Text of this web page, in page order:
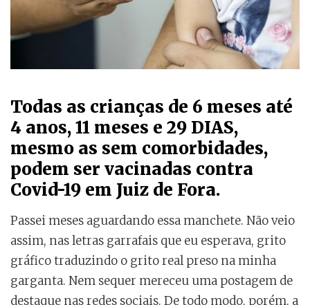
Todas as crianças de 6 meses até
4 anos, 11 meses e 29 DIAS,
mesmo as sem comorbidades,
podem ser vacinadas contra
Covid-19 em Juiz de Fora.
Passei meses aguardando essa manchete. Não veio
assim, nas letras garrafais que eu esperava, grito
gráfico traduzindo o grito real preso na minha
garganta. Nem sequer mereceu uma postagem de
destaque nas redes sociais. De todo modo, porém, a